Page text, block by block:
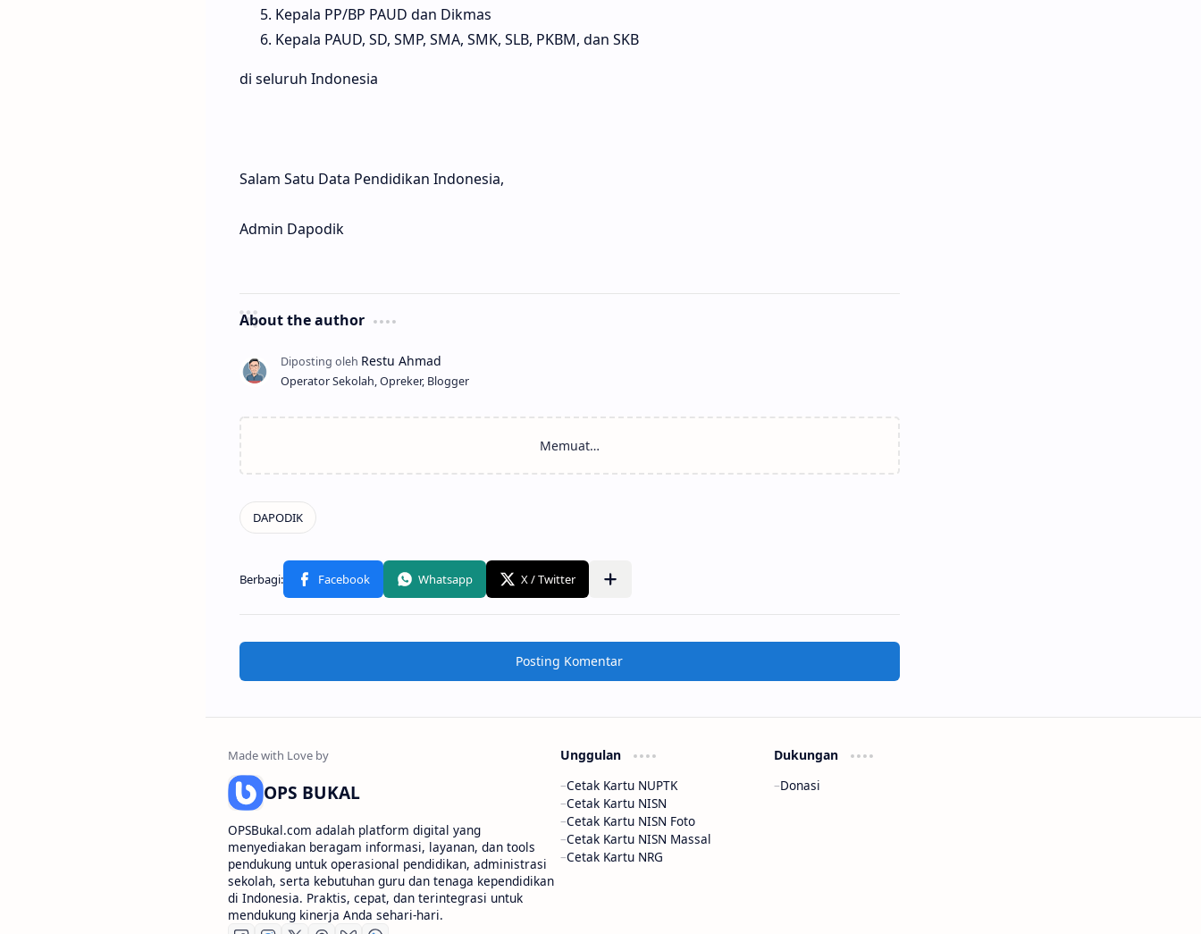
Kepala PP/BP PAUD dan Dikmas
Kepala PAUD, SD, SMP, SMA, SMK, SLB, PKBM, dan SKB
di seluruh Indonesia
Salam Satu Data Pendidikan Indonesia,
Admin Dapodik
About the author
Operator Sekolah, Opreker, Blogger
Posting Komentar
OPS BUKAL
OPSBukal.com adalah platform digital yang
menyediakan beragam informasi, layanan, dan tools
pendukung untuk operasional pendidikan, administrasi
sekolah, serta kebutuhan guru dan tenaga kependidikan
di Indonesia. Praktis, cepat, dan terintegrasi untuk
mendukung kinerja Anda sehari-hari.
Unggulan
Cetak Kartu NUPTK
Cetak Kartu NISN
Cetak Kartu NISN Foto
Cetak Kartu NISN Massal
Cetak Kartu NRG
Dukungan
Donasi